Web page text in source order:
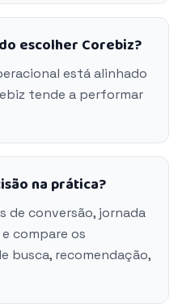
escolher Corebiz?
está alinhado
tende a performar
na prática?
de conversão, jornada
compare os
busca, recomendação,